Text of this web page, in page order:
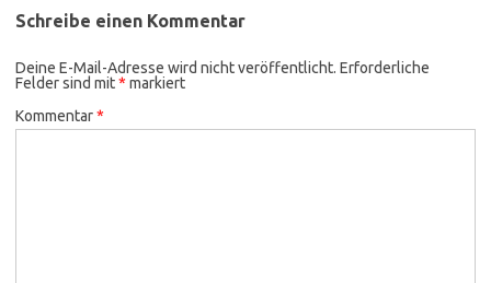
Schreibe einen Kommentar
Deine E-Mail-Adresse wird nicht veröffentlicht. Erforderliche
Felder sind mit* markiert
Kommentar*